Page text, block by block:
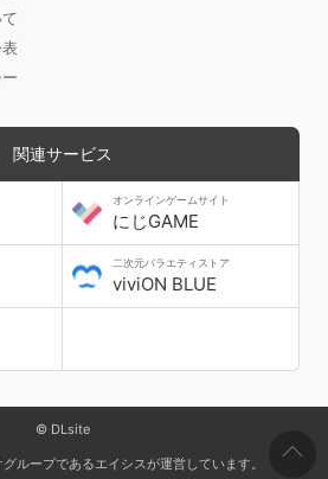
関連サービス
オンラインゲームサイト
にじGAME
二次元バラエティストア
viviON BLUE
© DLsite
ループであるエイシスが運営しています。